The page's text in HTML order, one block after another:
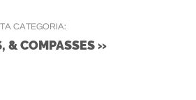
CATEGORIA:
& COMPASSES »